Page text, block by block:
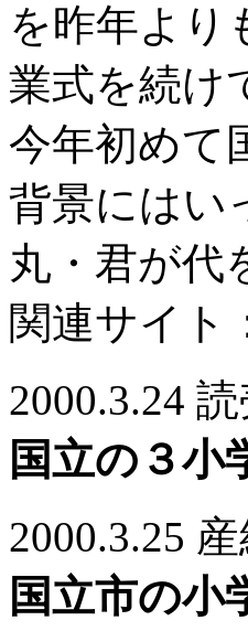
を昨年より
業式を続け
今年初めて
背景にはい
丸・君が代
関連サイト
2000.3.24
国立の３小
2000.3.25
国立市の小